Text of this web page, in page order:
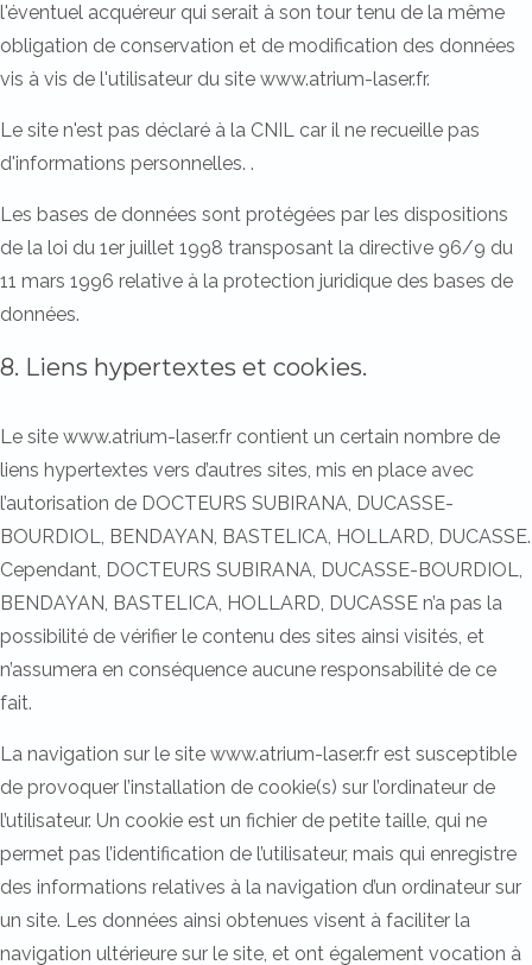
l'éventuel acquéreur qui serait à son tour tenu de la même
obligation de conservation et de modification des données
vis à vis de l'utilisateur du site www.atrium-laser.fr.
Le site n'est pas déclaré à la CNIL car il ne recueille pas
d'informations personnelles. .
Les bases de données sont protégées par les dispositions
de la loi du 1er juillet 1998 transposant la directive 96/9 du
11 mars 1996 relative à la protection juridique des bases de
données.
8. Liens hypertextes et cookies.
Le site www.atrium-laser.fr contient un certain nombre de
liens hypertextes vers d’autres sites, mis en place avec
l’autorisation de DOCTEURS SUBIRANA, DUCASSE-
BOURDIOL, BENDAYAN, BASTELICA, HOLLARD, DUCASSE.
Cependant, DOCTEURS SUBIRANA, DUCASSE-BOURDIOL,
BENDAYAN, BASTELICA, HOLLARD, DUCASSE n’a pas la
possibilité de vérifier le contenu des sites ainsi visités, et
n’assumera en conséquence aucune responsabilité de ce
fait.
La navigation sur le site www.atrium-laser.fr est susceptible
de provoquer l’installation de cookie(s) sur l’ordinateur de
l’utilisateur. Un cookie est un fichier de petite taille, qui ne
permet pas l’identification de l’utilisateur, mais qui enregistre
des informations relatives à la navigation d’un ordinateur sur
un site. Les données ainsi obtenues visent à faciliter la
navigation ultérieure sur le site, et ont également vocation à